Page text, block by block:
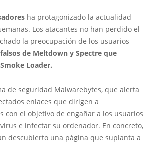
ha protagonizado la actualidad
Los atacantes no han perdido el
la preocupación de los usuarios
de Meltdown y Spectre que
Loader.
de seguridad Malwarebytes, que alerta
enlaces que dirigen a
con el objetivo de engañar a los usuarios
e infectar su ordenador. En concreto,
descubierto una página que suplanta a